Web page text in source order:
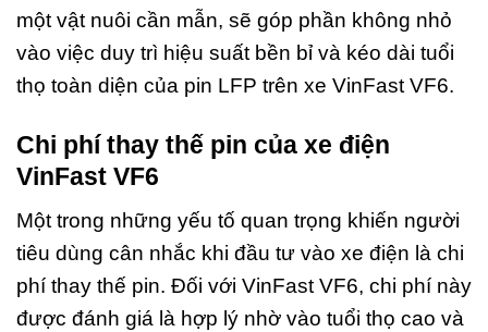
một vật nuôi cần mẫn, sẽ góp phần không nhỏ
vào việc duy trì hiệu suất bền bỉ và kéo dài tuổi
thọ toàn diện của pin LFP trên xe VinFast VF6.
Chi phí thay thế pin của xe điện
VinFast VF6
Một trong những yếu tố quan trọng khiến người
tiêu dùng cân nhắc khi đầu tư vào xe điện là chi
phí thay thế pin. Đối với VinFast VF6, chi phí này
được đánh giá là hợp lý nhờ vào tuổi thọ cao và